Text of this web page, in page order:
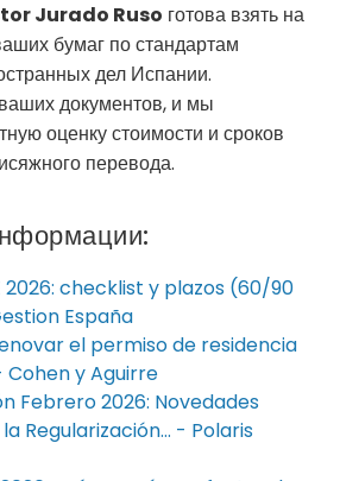
Jurado Ruso готова взять на
бумаг по стандартам
дел Испании.
документов, и мы
оценку стоимости и сроков
перевода.
2026: checklist y plazos (60/90
España
el permiso de residencia
Cohen y Aguirre
Febrero 2026: Novedades
Regularización... - Polaris